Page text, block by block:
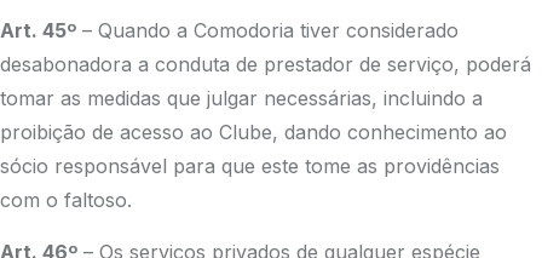
Art. 45º – Quando a Comodoria tiver considerado
desabonadora a conduta de prestador de serviço, poderá
tomar as medidas que julgar necessárias, incluindo a
proibição de acesso ao Clube, dando conhecimento ao
sócio responsável para que este tome as providências
com o faltoso.
Art. 46º – Os serviços privados de qualquer espécie